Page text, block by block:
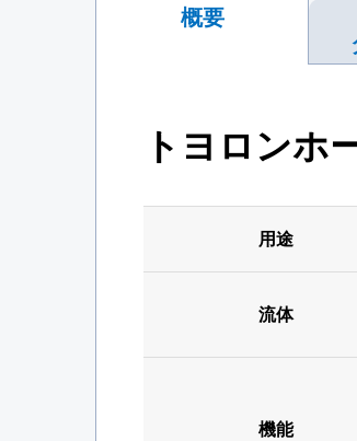
概要
トヨロンホ
用途
流体
機能